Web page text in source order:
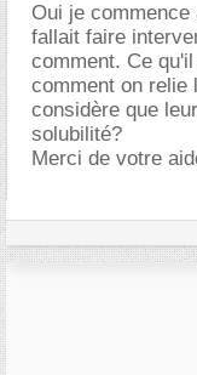
Oui je
fallait faire
comment. Ce
comment on relie
considère que
solubilité?
Merci de votre